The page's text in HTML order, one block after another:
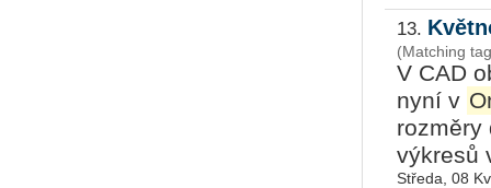
13.
(Matching
V CAD
nyní v
rozměry
výkresů
Středa, 08